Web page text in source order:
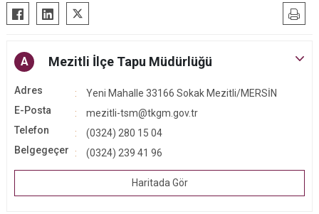
Anamur
Aydıncık
Bozyazı
Çamlıyayla
Erdemli
Gülnar
Mezitli
Toroslar
Yenişehir
A Mezitli İlçe Tapu Müdürlüğü
Adres
Yeni Mahalle 33166 Sokak Mezitli/MERSİN
E-Posta
mezitli-tsm@tkgm.gov.tr
Telefon
(0324) 280 15 04
Belgegeçer
(0324) 239 41 96
Haritada Gör